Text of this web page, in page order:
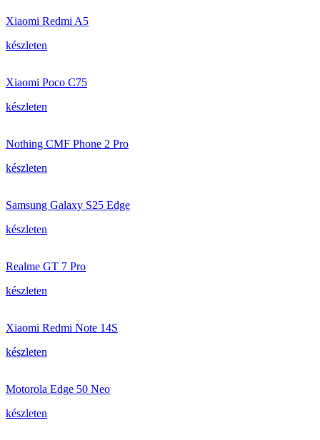
Xiaomi Redmi A5
készleten
Xiaomi Poco C75
készleten
Nothing CMF Phone 2 Pro
készleten
Samsung Galaxy S25 Edge
készleten
Realme GT 7 Pro
készleten
Xiaomi Redmi Note 14S
készleten
Motorola Edge 50 Neo
készleten